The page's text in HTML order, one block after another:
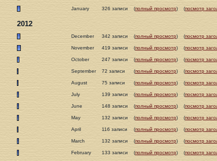
January 326 записи (полный просмотр) (посмотр
2012
December 342 записи (полный просмотр) (посмотр
November 419 записи (полный просмотр) (посмотр
October 247 записи (полный просмотр) (посмотр
September 72 записи (полный просмотр) (посмотр
August 75 записи (полный просмотр) (посмотр
July 139 записи (полный просмотр) (посмотр
June 148 записи (полный просмотр) (посмотр
May 132 записи (полный просмотр) (посмотр
April 116 записи (полный просмотр) (посмотр
March 132 записи (полный просмотр) (посмотр
February 133 записи (полный просмотр) (посмотр